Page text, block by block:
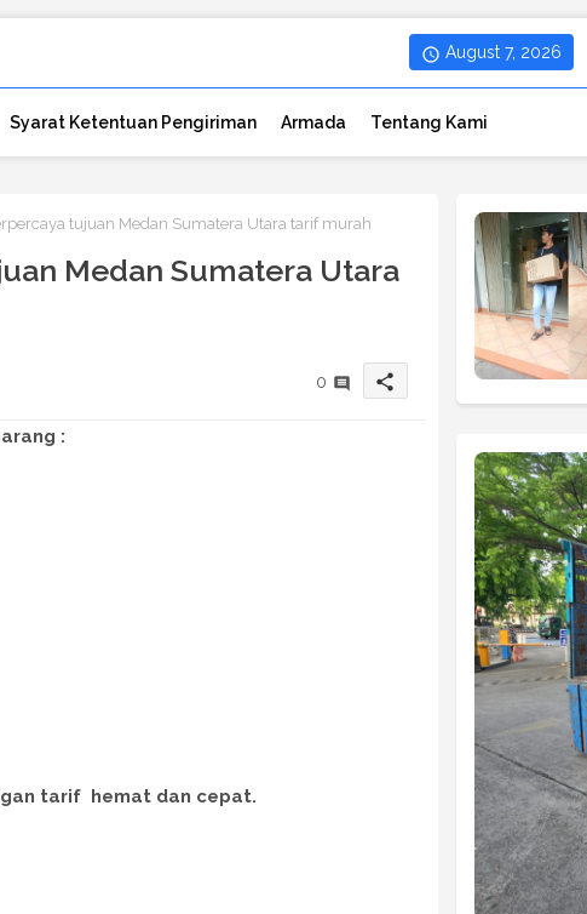
August 7, 2026
Syarat Ketentuan Pengiriman Armada Tentang Kami
tujuan Medan Sumatera Utara tarif murah
Medan Sumatera Utara
0 share
:
tarif hemat dan cepat.